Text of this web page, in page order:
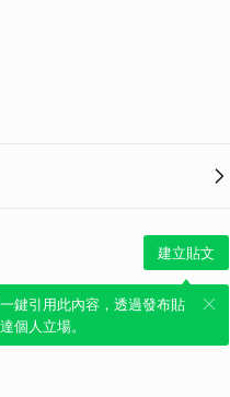
建立貼文
鍵引用此內容，透過發布貼
個人立場。